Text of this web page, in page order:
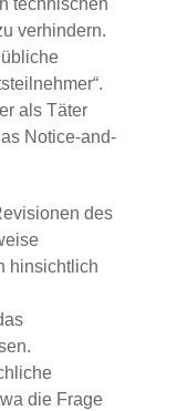
technischen
verhindern.
als Täter
Notice-and-
des
hinsichtlich
die Frage